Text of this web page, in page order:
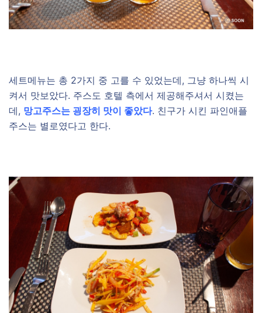
세트메뉴는 총 2가지 중 고를 수 있었는데, 그냥 하나씩 시
켜서 맛보았다. 주스도 호텔 측에서 제공해주셔서 시켰는
데, 망고주스는 굉장히 맛이 좋았다. 친구가 시킨 파인애플
주스는 별로였다고 한다.